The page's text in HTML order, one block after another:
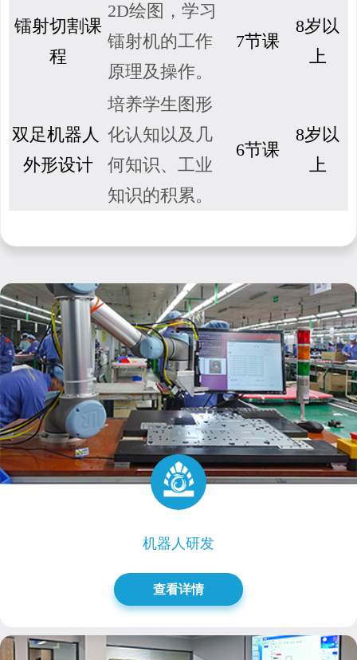
镭射切割课
程
2D绘图，学习
镭射机的工作
原理及操作。
7节课
8岁以
上
双足机器人
外形设计
培养学生图形
化认知以及几
何知识、工业
知识的积累。
6节课
8岁以
上
机器人研发
查看详情